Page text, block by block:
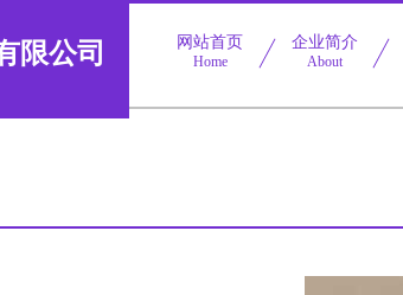
限公司 网站首页
Home
企业简介
About